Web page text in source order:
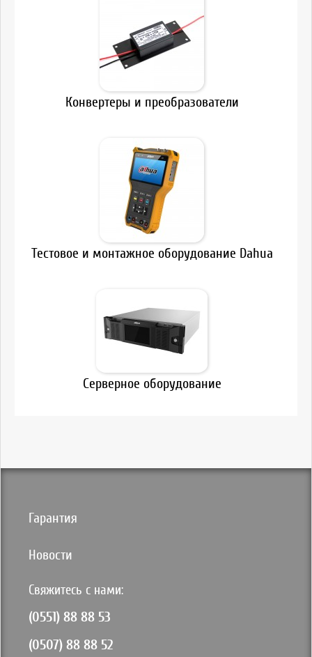
Конвертеры и преобразователи
Тестовое и монтажное оборудование Dahua
Серверное оборудование
Гарантия
Новости
Свяжитесь с нами:
(0551) 88 88 53
(0507) 88 88 52